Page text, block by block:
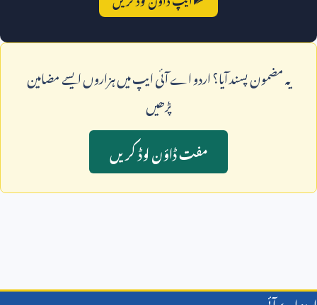
يہ مضمون پسند آيا؟ اردو اے آئی ايپ ميں ہزاروں ايسے مضامين
پڑھيں
مفت ڈاؤن لوڈ کريں